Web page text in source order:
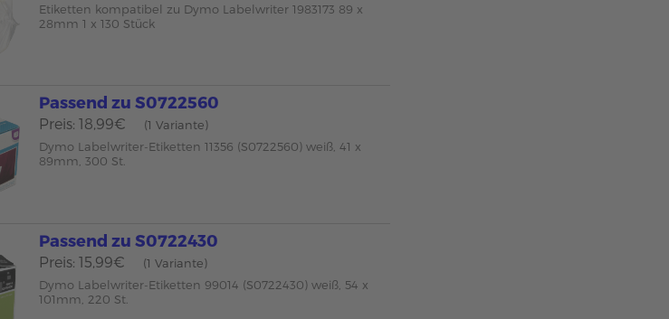
Etiketten kompatibel zu Dymo Labelwriter 1983173 89 x
28mm 1 x 130 Stück
Passend zu S0722560
Preis: 18,99€
(1 Variante)
Dymo Labelwriter-Etiketten 11356 (S0722560) weiß, 41 x
89mm, 300 St.
Passend zu S0722430
Preis: 15,99€
(1 Variante)
Dymo Labelwriter-Etiketten 99014 (S0722430) weiß, 54 x
101mm, 220 St.